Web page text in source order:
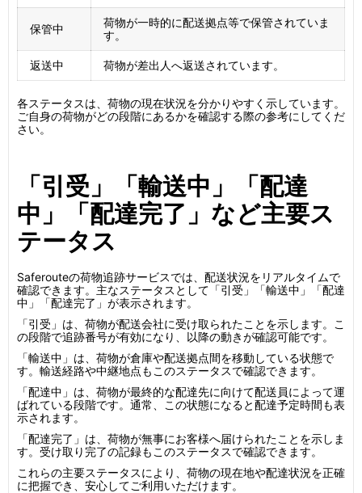
保管中
荷物が一時的に配送拠点等で保管されていま
す。
返送中 荷物が差出人へ返送されています。
各ステータスは、荷物の現在状況を分かりやすく示しています。
ご自身の荷物がどの段階にあるかを確認する際の参考にしてくだ
さい。
「引受」「輸送中」「配達
中」「配達完了」など主要ス
テータス
Saferouteの荷物追跡サービスでは、配送状況をリアルタイムで
確認できます。主なステータスとして「引受」「輸送中」「配達
中」「配達完了」が表示されます。
「引受」は、荷物が配送会社に受け取られたことを示します。こ
の段階で追跡番号が有効になり、以降の動きが確認可能です。
「輸送中」は、荷物が倉庫や配送拠点間を移動している状態で
す。輸送経路や中継地点もこのステータスで確認できます。
「配達中」は、荷物が最終的な配達先に向けて配送員によって運
ばれている段階です。通常、この状態になると配達予定時間も表
示されます。
「配達完了」は、荷物が無事にお客様へ届けられたことを示しま
す。受け取り完了の記録もこのステータスで確認できます。
これらの主要ステータスにより、荷物の現在地や配達状況を正確
に把握でき、安心してご利用いただけます。